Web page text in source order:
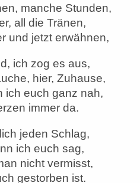
manche Stunden,
all die Tränen,
und jetzt erwähnen,
ich zog es aus,
hier, Zuhause,
ich euch ganz nah,
immer da.
jeden Schlag,
ich euch sag,
nicht vermisst,
gestorben ist.